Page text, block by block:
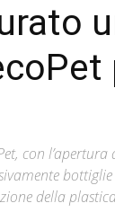
con
della